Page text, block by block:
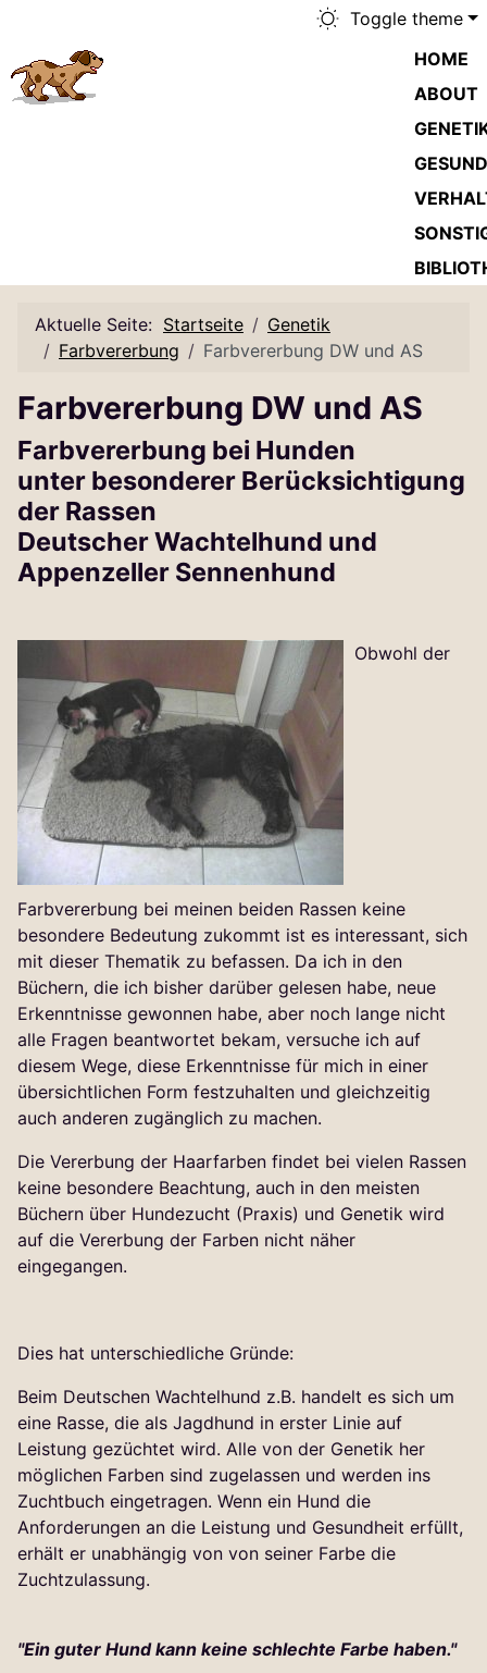
Toggle theme
HOME
ABOUT
Aktuelle Seite: Startseite
Genetik
Farbvererbung
Farbvererbung DW und AS
Farbvererbung DW und AS
Farbvererbung bei Hunden
unter besonderer Berücksichtigung
der Rassen
Deutscher Wachtelhund und
Appenzeller Sennenhund
Obwohl der
Farbvererbung bei meinen beiden Rassen keine
besondere Bedeutung zukommt ist es interessant, sich
mit dieser Thematik zu befassen. Da ich in den
Büchern, die ich bisher darüber gelesen habe, neue
Erkenntnisse gewonnen habe, aber noch lange nicht
alle Fragen beantwortet bekam, versuche ich auf
diesem Wege, diese Erkenntnisse für mich in einer
übersichtlichen Form festzuhalten und gleichzeitig
auch anderen zugänglich zu machen.
Die Vererbung der Haarfarben findet bei vielen Rassen
keine besondere Beachtung, auch in den meisten
Büchern über Hundezucht (Praxis) und Genetik wird
auf die Vererbung der Farben nicht näher
eingegangen.
Dies hat unterschiedliche Gründe:
Beim Deutschen Wachtelhund z.B. handelt es sich um
eine Rasse, die als Jagdhund in erster Linie auf
Leistung gezüchtet wird. Alle von der Genetik her
möglichen Farben sind zugelassen und werden ins
Zuchtbuch eingetragen. Wenn ein Hund die
Anforderungen an die Leistung und Gesundheit erfüllt,
erhält er unabhängig von von seiner Farbe die
Zuchtzulassung.
"Ein guter Hund kann keine schlechte Farbe haben."